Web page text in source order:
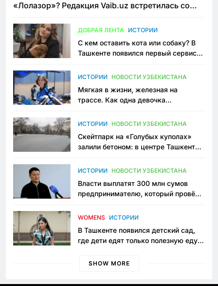
«Лолазор»? Редакция Vaib.uz встретилась со
ДОБРАЯ ЛЕНТА ИСТОРИИ
С кем оставить кота или собаку? В
Ташкенте появился первый сервис
ИСТОРИИ НОВОСТИ УЗБЕКИСТАНА
Мягкая в жизни, железная на
трассе. Как одна девочка
Узбекистане
ИСТОРИИ НОВОСТИ УЗБЕКИСТАНА
Скейтпарк на «Голубых куполах»
залили бетоном: в центре Ташкента
пространство
ИСТОРИИ НОВОСТИ УЗБЕКИСТАНА
Власти выплатят 300 млн сумов
предпринимателю, который провёл
приговору
WOMENS ИСТОРИИ
В Ташкенте появился детский сад,
где дети едят только полезную еду.
просить «кашу без сахара»
SHOW MORE